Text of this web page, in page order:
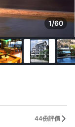
1/60
44份評價